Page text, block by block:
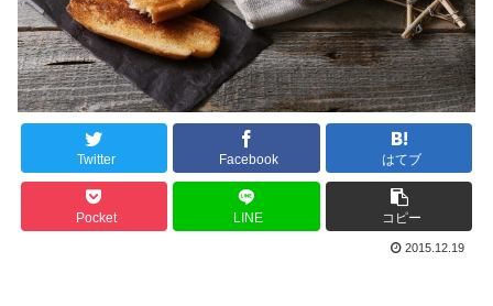
Twitter Facebook はてブ
Pocket LINE コピー
2015.12.19